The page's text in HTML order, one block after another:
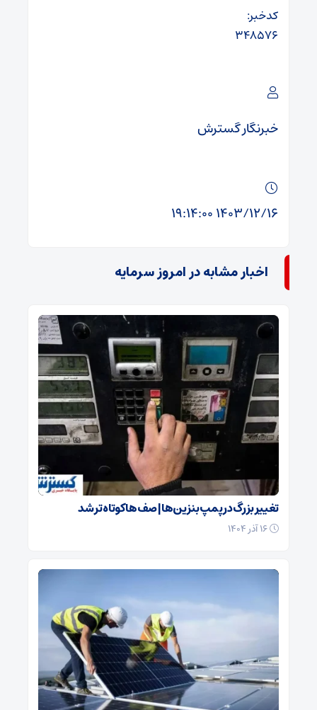
کدخبر:
۳۴۸۵۷۶
خبرنگار گسترش
۱۴۰۳/۱۲/۱۶ ۱۹:۱۴:۰۰
اخبار مشابه در امروز سرمایه
تغییر بزرگ در پمپ بنزین‌ها | صف‌ها کوتاه تر شد